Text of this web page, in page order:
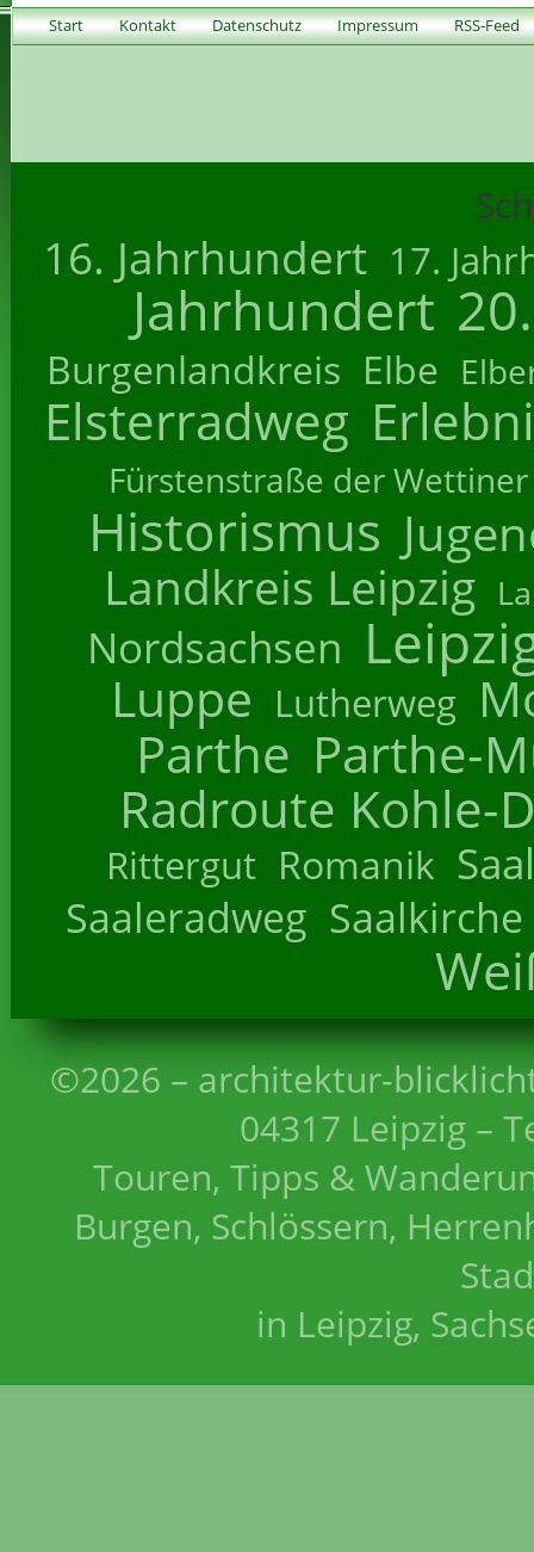
Start Kontakt Datenschutz Impressum RSS-Feed
16. Jahrhundert 17.
Jahrhundert
Burgenlandkreis Elbe
Elsterradweg
Fürstenstraße der Wettiner
Historismus
Landkreis Leipzig
Nordsachsen
Luppe Lutherweg
Parthe Parthe-
Radroute Kohle-
Rittergut Romanik
Saaleradweg Saalkirche
©2026 – architektur-
04317 Leipzig –
Touren, Tipps &
Burgen, Schlössern,
in Leipzig,